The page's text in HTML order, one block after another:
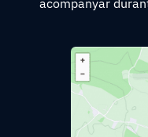
acompanyar